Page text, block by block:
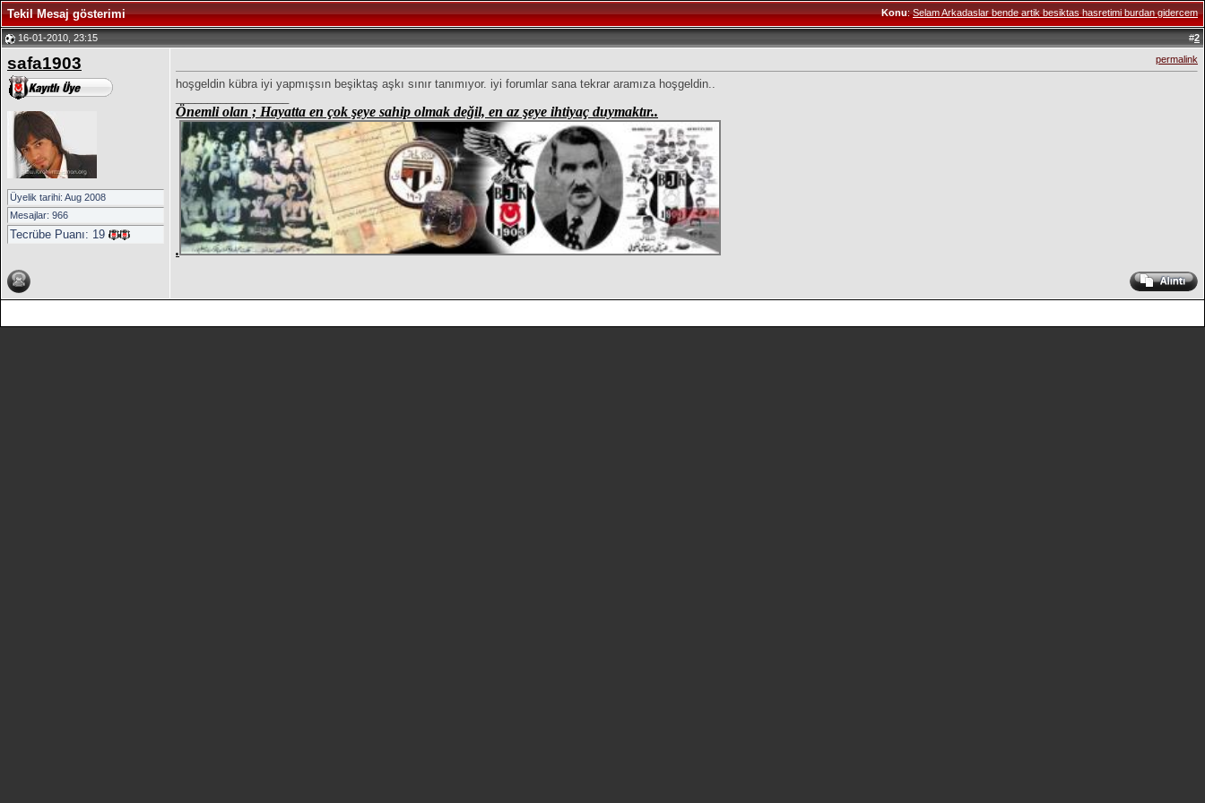
Konu:Selam Arkadaslar bende artik besiktas hasretimi burdan gidercem
Tekil Mesaj gösterimi
16-01-2010, 23:15 #2
safa1903
Üyelik tarihi: Aug 2008
Mesajlar: 966
Tecrübe Puanı: 19
permalink
hoşgeldin kübra iyi yapmışsın beşiktaş aşkı sınır tanımıyor. iyi forumlar sana tekrar aramıza hoşgeldin..
Önemli olan ; Hayatta en çok şeye sahip olmak değil, en az şeye ihtiyaç duymaktır..
.